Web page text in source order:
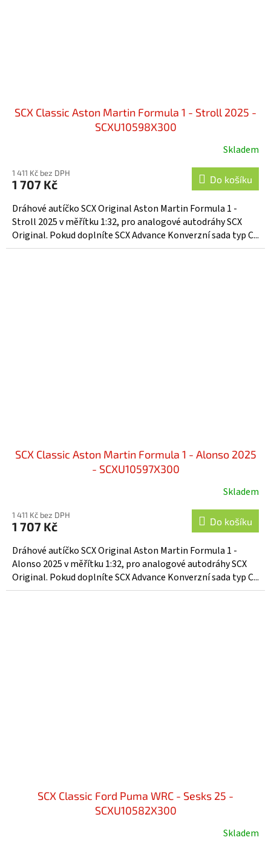
SCX Classic Aston Martin Formula 1 - Stroll 2025 -
SCXU10598X300
Skladem
1 411 Kč bez DPH
1 707 Kč Do košíku
Dráhové autíčko SCX Original Aston Martin Formula 1 -
Stroll 2025 v měřítku 1:32, pro analogové autodráhy SCX
Original. Pokud doplníte SCX Advance Konverzní sada typ C...
SCX Classic Aston Martin Formula 1 - Alonso 2025
- SCXU10597X300
Skladem
1 411 Kč bez DPH
1 707 Kč Do košíku
Dráhové autíčko SCX Original Aston Martin Formula 1 -
Alonso 2025 v měřítku 1:32, pro analogové autodráhy SCX
Original. Pokud doplníte SCX Advance Konverzní sada typ C...
SCX Classic Ford Puma WRC - Sesks 25 -
SCXU10582X300
Skladem